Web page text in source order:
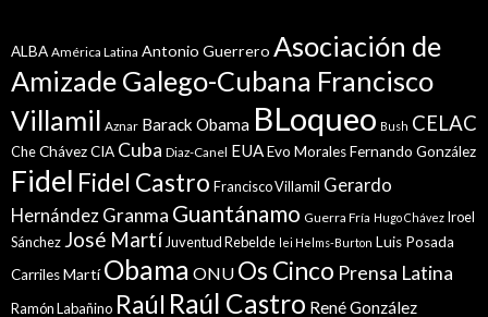
ALBA América Latina Antonio Guerrero Asociación de
Amizade Galego-Cubana Francisco
Villamil Aznar Barack Obama BLoqueo Bush CELAC
CheChávezCIA Cuba Diaz-Canel EUAEvo MoralesFernando González
Fidel Fidel Castro Francisco Villamil Gerardo
Hernández Granma Guantánamo Guerra Fría Hugo Chávez Iroel
Sánchez José Martí Juventud Rebelde lei Helms-Burton Luis Posada
CarrilesMartí Obama ONU Os Cinco Prensa Latina
Ramón Labañino Raúl Raúl Castro René González